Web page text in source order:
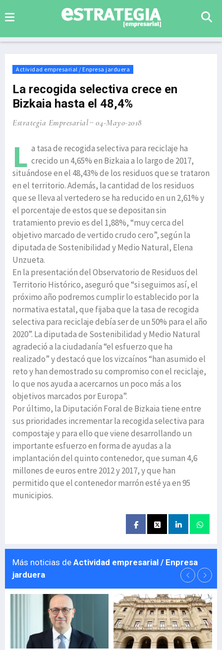
Actividad empresarial / Enpresa jarduera
La recogida selectiva crece en
Bizkaia hasta el 48,4%
Estrategia Empresarial 04-Mayo-2018
L a tasa de recogida selectiva para reciclaje ha
crecido un 4,65% en Bizkaia a lo largo de 2017,
situándose en el 48,43% de los residuos que se trataron
en el territorio. Además, la cantidad de los residuos
que se lleva al vertedero se ha reducido en un 2,61% y
el porcentaje de estos que se depositan sin
tratamiento previo es del 1,88%, “muy cerca del
objetivo marcado de vertido crudo cero”, según la
diputada de Sostenibilidad y Medio Natural, Elena
Unzueta.
En la presentación del Observatorio de Residuos del
Territorio Histórico, aseguró que “si seguimos así, el
próximo año podremos cumplir lo establecido por la
normativa estatal, que fijaba que la tasa de recogida
selectiva para reciclaje debía ser de un 50% para el año
2020”. La diputada de Sostenibilidad y Medio Natural
agradeció a la ciudadanía “el esfuerzo que ha
realizado” y destacó que los vizcaínos “han asumido el
reto y han demostrado su compromiso con el reciclaje,
lo que nos ayuda a acercarnos un poco más a los
objetivos marcados por Europa”.
Por último, la Diputación Foral de Bizkaia tiene entre
sus prioridades incrementar la recogida selectiva para
compostaje y para ello que viene desarrollando un
importante esfuerzo en forma de ayudas a la
implantación del quinto contenedor, que suman 4,6
millones de euros entre 2012 y 2017, y que han
permitido que el contenedor marrón esté ya en 95
municipios.
Más noticias de Actividad empresarial / Enpresa
jarduera